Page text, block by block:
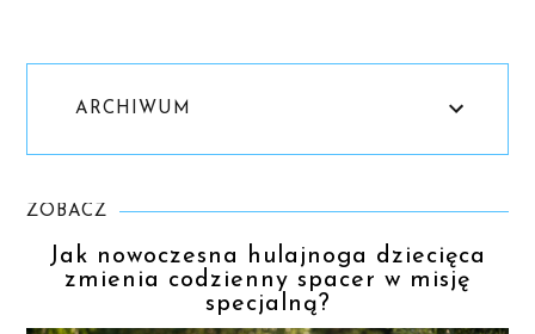
ARCHIWUM
ZOBACZ
Jak nowoczesna hulajnoga dziecięca
zmienia codzienny spacer w misję
specjalną?